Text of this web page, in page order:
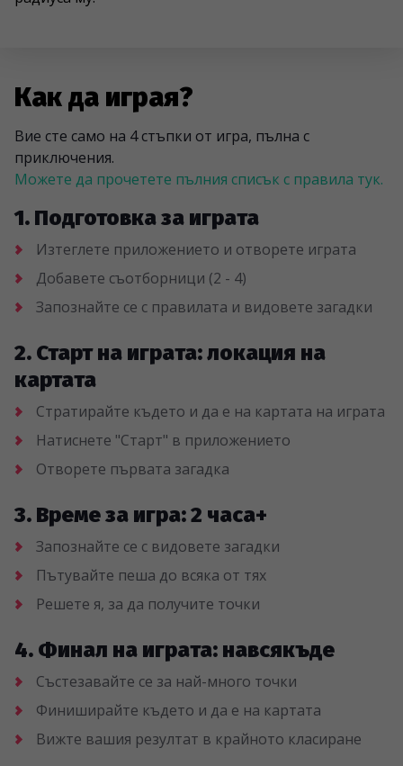
Как да играя?
Вие сте само на 4 стъпки от игра, пълна с
приключения.
Можете да прочетете пълния списък с правила тук.
1. Подготовка за играта
Изтеглете приложението и отворете играта
Добавете съотборници (2 - 4)
Запознайте се с правилата и видовете загадки
2. Старт на играта: локация на
картата
Стратирайте където и да е на картата на играта
Натиснете "Старт" в приложението
Отворете първата загадка
3. Време за игра: 2 часа+
Запознайте се с видовете загадки
Пътувайте пеша до всяка от тях
Решете я, за да получите точки
4. Финал на играта: навсякъде
Състезавайте се за най-много точки
Финиширайте където и да е на картата
Вижте вашия резултат в крайното класиране